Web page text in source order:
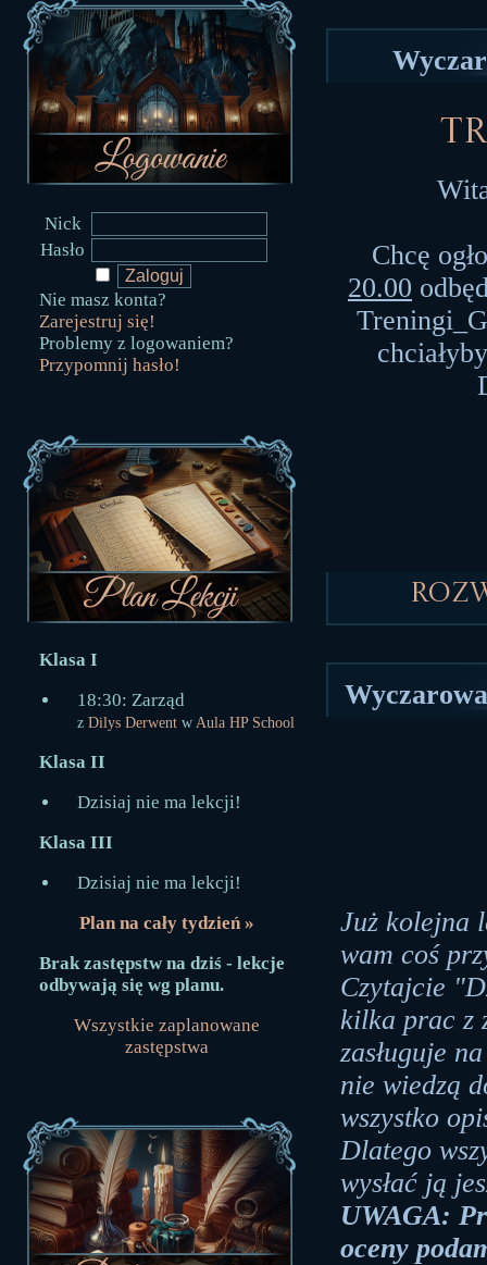
Nick
Hasło
Nie masz konta?
Zarejestruj się!
Problemy z logowaniem?
Przypomnij hasło!
Klasa I
18:30: Zarząd
z Dilys Derwent w Aula HP School
Klasa II
Dzisiaj nie ma lekcji!
Klasa III
Dzisiaj nie ma lekcji!
Plan na cały tydzień »
Brak zastępstw na dziś - lekcje
odbywają się wg planu.
Wszystkie zaplanowane
zastępstwa
Chcę
20.00
Już kolejna
wam coś
Czytajcie
kilka prac z
zasługuje
nie wiedzą
wszystko
Dlatego
wysłać ją
UWAGA:
oceny